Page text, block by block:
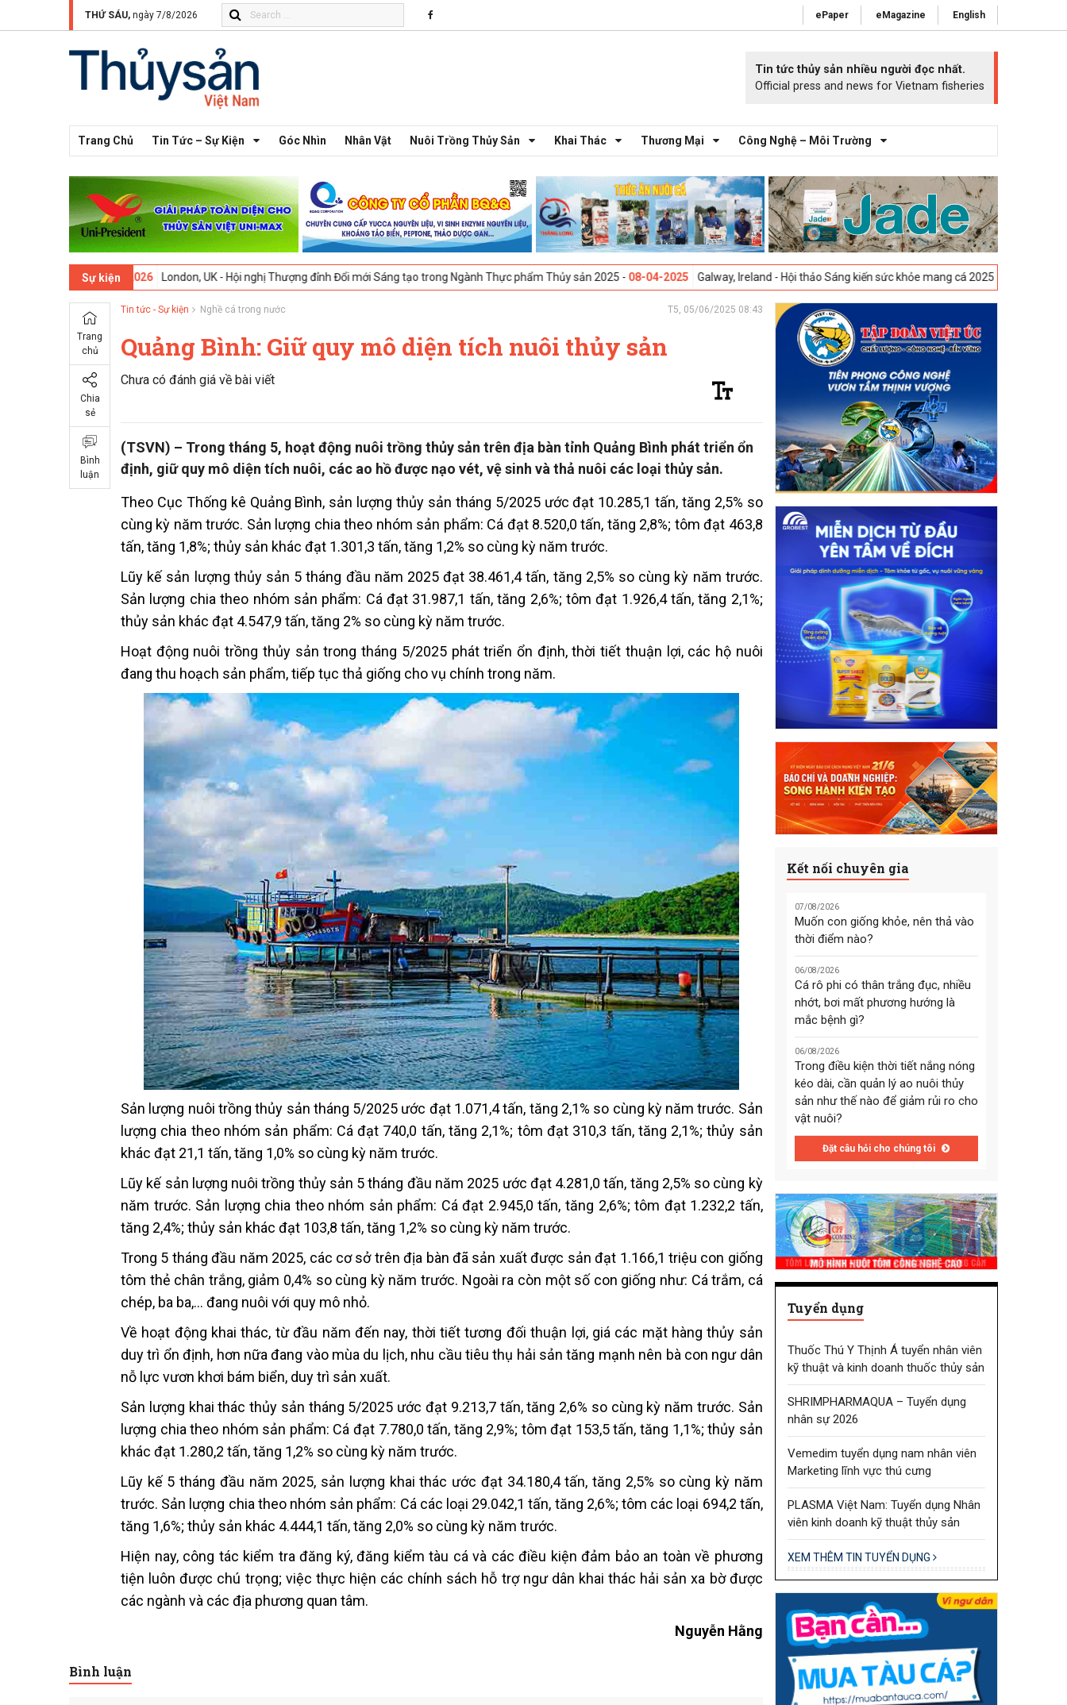
THỨ SÁU, ngày 7/8/2026 ePaper eMagazine English
Tin tức thủy sản nhiều người đọc nhất.
Official press and news for Vietnam fisheries
Trang Chủ Tin Tức – Sự Kiện Góc Nhìn Nhân Vật Nuôi Trồng Thủy Sản Khai Thác Thương Mại Công Nghệ – Môi Trường
Sự kiện
London, UK - Hội nghị Thượng đỉnh Đổi mới Sáng tạo trong Ngành Thực phẩm Thủy sản 2025 -08-04-2025 Galway, Ireland - Hội thảo Sáng kiến sức khỏe mang cá 2025 -23-04-2025
Trang
chủ
Chia
sẻ
Bình
luận
Tin tức - Sự kiện Nghề cá trong nước T5, 05/06/2025 08:43
Quảng Bình: Giữ quy mô diện tích nuôi thủy sản
Chưa có đánh giá về bài viết
(TSVN) – Trong tháng 5, hoạt động nuôi trồng thủy sản trên địa bàn tỉnh Quảng Bình phát triển ổn
định, giữ quy mô diện tích nuôi, các ao hồ được nạo vét, vệ sinh và thả nuôi các loại thủy sản.
Theo Cục Thống kê Quảng Bình, sản lượng thủy sản tháng 5/2025 ước đạt 10.285,1 tấn, tăng 2,5% so
cùng kỳ năm trước. Sản lượng chia theo nhóm sản phẩm: Cá đạt 8.520,0 tấn, tăng 2,8%; tôm đạt 463,8
tấn, tăng 1,8%; thủy sản khác đạt 1.301,3 tấn, tăng 1,2% so cùng kỳ năm trước.
Lũy kế sản lượng thủy sản 5 tháng đầu năm 2025 đạt 38.461,4 tấn, tăng 2,5% so cùng kỳ năm trước.
Sản lượng chia theo nhóm sản phẩm: Cá đạt 31.987,1 tấn, tăng 2,6%; tôm đạt 1.926,4 tấn, tăng 2,1%;
thủy sản khác đạt 4.547,9 tấn, tăng 2% so cùng kỳ năm trước.
Hoạt động nuôi trồng thủy sản trong tháng 5/2025 phát triển ổn định, thời tiết thuận lợi, các hộ nuôi
đang thu hoạch sản phẩm, tiếp tục thả giống cho vụ chính trong năm.
Sản lượng nuôi trồng thủy sản tháng 5/2025 ước đạt 1.071,4 tấn, tăng 2,1% so cùng kỳ năm trước. Sản
lượng chia theo nhóm sản phẩm: Cá đạt 740,0 tấn, tăng 2,1%; tôm đạt 310,3 tấn, tăng 2,1%; thủy sản
khác đạt 21,1 tấn, tăng 1,0% so cùng kỳ năm trước.
Lũy kế sản lượng nuôi trồng thủy sản 5 tháng đầu năm 2025 ước đạt 4.281,0 tấn, tăng 2,5% so cùng kỳ
năm trước. Sản lượng chia theo nhóm sản phẩm: Cá đạt 2.945,0 tấn, tăng 2,6%; tôm đạt 1.232,2 tấn,
tăng 2,4%; thủy sản khác đạt 103,8 tấn, tăng 1,2% so cùng kỳ năm trước.
Trong 5 tháng đầu năm 2025, các cơ sở trên địa bàn đã sản xuất được sản đạt 1.166,1 triệu con giống
tôm thẻ chân trắng, giảm 0,4% so cùng kỳ năm trước. Ngoài ra còn một số con giống như: Cá trắm, cá
chép, ba ba,… đang nuôi với quy mô nhỏ.
Về hoạt động khai thác, từ đầu năm đến nay, thời tiết tương đối thuận lợi, giá các mặt hàng thủy sản
duy trì ổn định, hơn nữa đang vào mùa du lịch, nhu cầu tiêu thụ hải sản tăng mạnh nên bà con ngư dân
nỗ lực vươn khơi bám biển, duy trì sản xuất.
Sản lượng khai thác thủy sản tháng 5/2025 ước đạt 9.213,7 tấn, tăng 2,6% so cùng kỳ năm trước. Sản
lượng chia theo nhóm sản phẩm: Cá đạt 7.780,0 tấn, tăng 2,9%; tôm đạt 153,5 tấn, tăng 1,1%; thủy sản
khác đạt 1.280,2 tấn, tăng 1,2% so cùng kỳ năm trước.
Lũy kế 5 tháng đầu năm 2025, sản lượng khai thác ước đạt 34.180,4 tấn, tăng 2,5% so cùng kỳ năm
trước. Sản lượng chia theo nhóm sản phẩm: Cá các loại 29.042,1 tấn, tăng 2,6%; tôm các loại 694,2 tấn,
tăng 1,6%; thủy sản khác 4.444,1 tấn, tăng 2,0% so cùng kỳ năm trước.
Hiện nay, công tác kiểm tra đăng ký, đăng kiểm tàu cá và các điều kiện đảm bảo an toàn về phương
tiện luôn được chú trọng; việc thực hiện các chính sách hỗ trợ ngư dân khai thác hải sản xa bờ được
các ngành và các địa phương quan tâm.
Nguyễn Hằng
Bình luận
Kết nối chuyên gia
07/08/2026
Muốn con giống khỏe, nên thả vào
thời điểm nào?
06/08/2026
Cá rô phi có thân trắng đục, nhiều
nhớt, bơi mất phương hướng là
mắc bệnh gì?
06/08/2026
Trong điều kiện thời tiết nắng nóng
kéo dài, cần quản lý ao nuôi thủy
sản như thế nào để giảm rủi ro cho
vật nuôi?
Đặt câu hỏi cho chúng tôi
Tuyển dụng
Thuốc Thú Y Thịnh Á tuyển nhân viên
kỹ thuật và kinh doanh thuốc thủy sản
SHRIMPHARMAQUA – Tuyển dụng
nhân sự 2026
Vemedim tuyển dụng nam nhân viên
Marketing lĩnh vực thú cưng
PLASMA Việt Nam: Tuyển dụng Nhân
viên kinh doanh kỹ thuật thủy sản
XEM THÊM TIN TUYỂN DỤNG